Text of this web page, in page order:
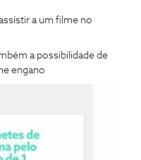
a um filme no
a possibilidade de
engano